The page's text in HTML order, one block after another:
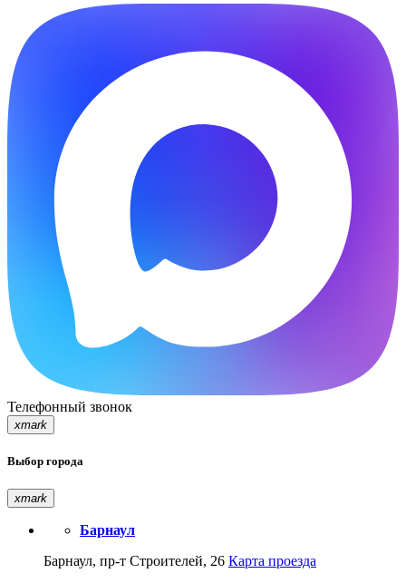
Телефонный звонок
xmark
Выбор города
xmark
Барнаул
Барнаул, пр-т Строителей, 26 Карта проезда